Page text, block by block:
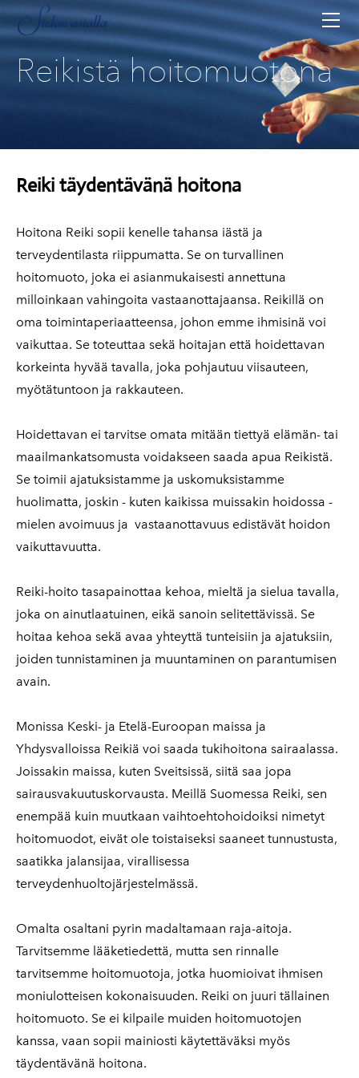
Reikistä hoitomuotona
Reiki täydentävänä hoitona
Hoitona Reiki sopii kenelle tahansa iästä ja
terveydentilasta riippumatta. Se on turvallinen
hoitomuoto, joka ei asianmukaisesti annettuna
milloinkaan vahingoita vastaanottajaansa. Reikillä on
oma toimintaperiaatteensa, johon emme ihmisinä voi
vaikuttaa. Se toteuttaa sekä hoitajan että hoidettavan
korkeinta hyvää tavalla, joka pohjautuu viisauteen,
myötätuntoon ja rakkauteen.
Hoidettavan ei tarvitse omata mitään tiettyä elämän- tai
maailmankatsomusta voidakseen saada apua Reikistä.
Se toimii ajatuksistamme ja uskomuksistamme
huolimatta, joskin - kuten kaikissa muissakin hoidossa -
mielen avoimuus ja vastaanottavuus edistävät hoidon
vaikuttavuutta.
Reiki-hoito tasapainottaa kehoa, mieltä ja sielua tavalla,
joka on ainutlaatuinen, eikä sanoin selitettävissä. Se
hoitaa kehoa sekä avaa yhteyttä tunteisiin ja ajatuksiin,
joiden tunnistaminen ja muuntaminen on parantumisen
avain.
Monissa Keski- ja Etelä-Euroopan maissa ja
Yhdysvalloissa Reikiä voi saada tukihoitona sairaalassa.
Joissakin maissa, kuten Sveitsissä, siitä saa jopa
sairausvakuutuskorvausta. Meillä Suomessa Reiki, sen
enempää kuin muutkaan vaihtoehtohoidoiksi nimetyt
hoitomuodot, eivät ole toistaiseksi saaneet tunnustusta,
saatikka jalansijaa, virallisessa
terveydenhuoltojärjestelmässä.
Omalta osaltani pyrin madaltamaan raja-aitoja.
Tarvitsemme lääketiedettä, mutta sen rinnalle
tarvitsemme hoitomuotoja, jotka huomioivat ihmisen
moniulotteisen kokonaisuuden. Reiki on juuri tällainen
hoitomuoto. Se ei kilpaile muiden hoitomuotojen
kanssa, vaan sopii mainiosti käytettäväksi myös
täydentävänä hoitona.
ETUSIVU
RETRIITTIMAJOITUS
YMPÄRISTÖ